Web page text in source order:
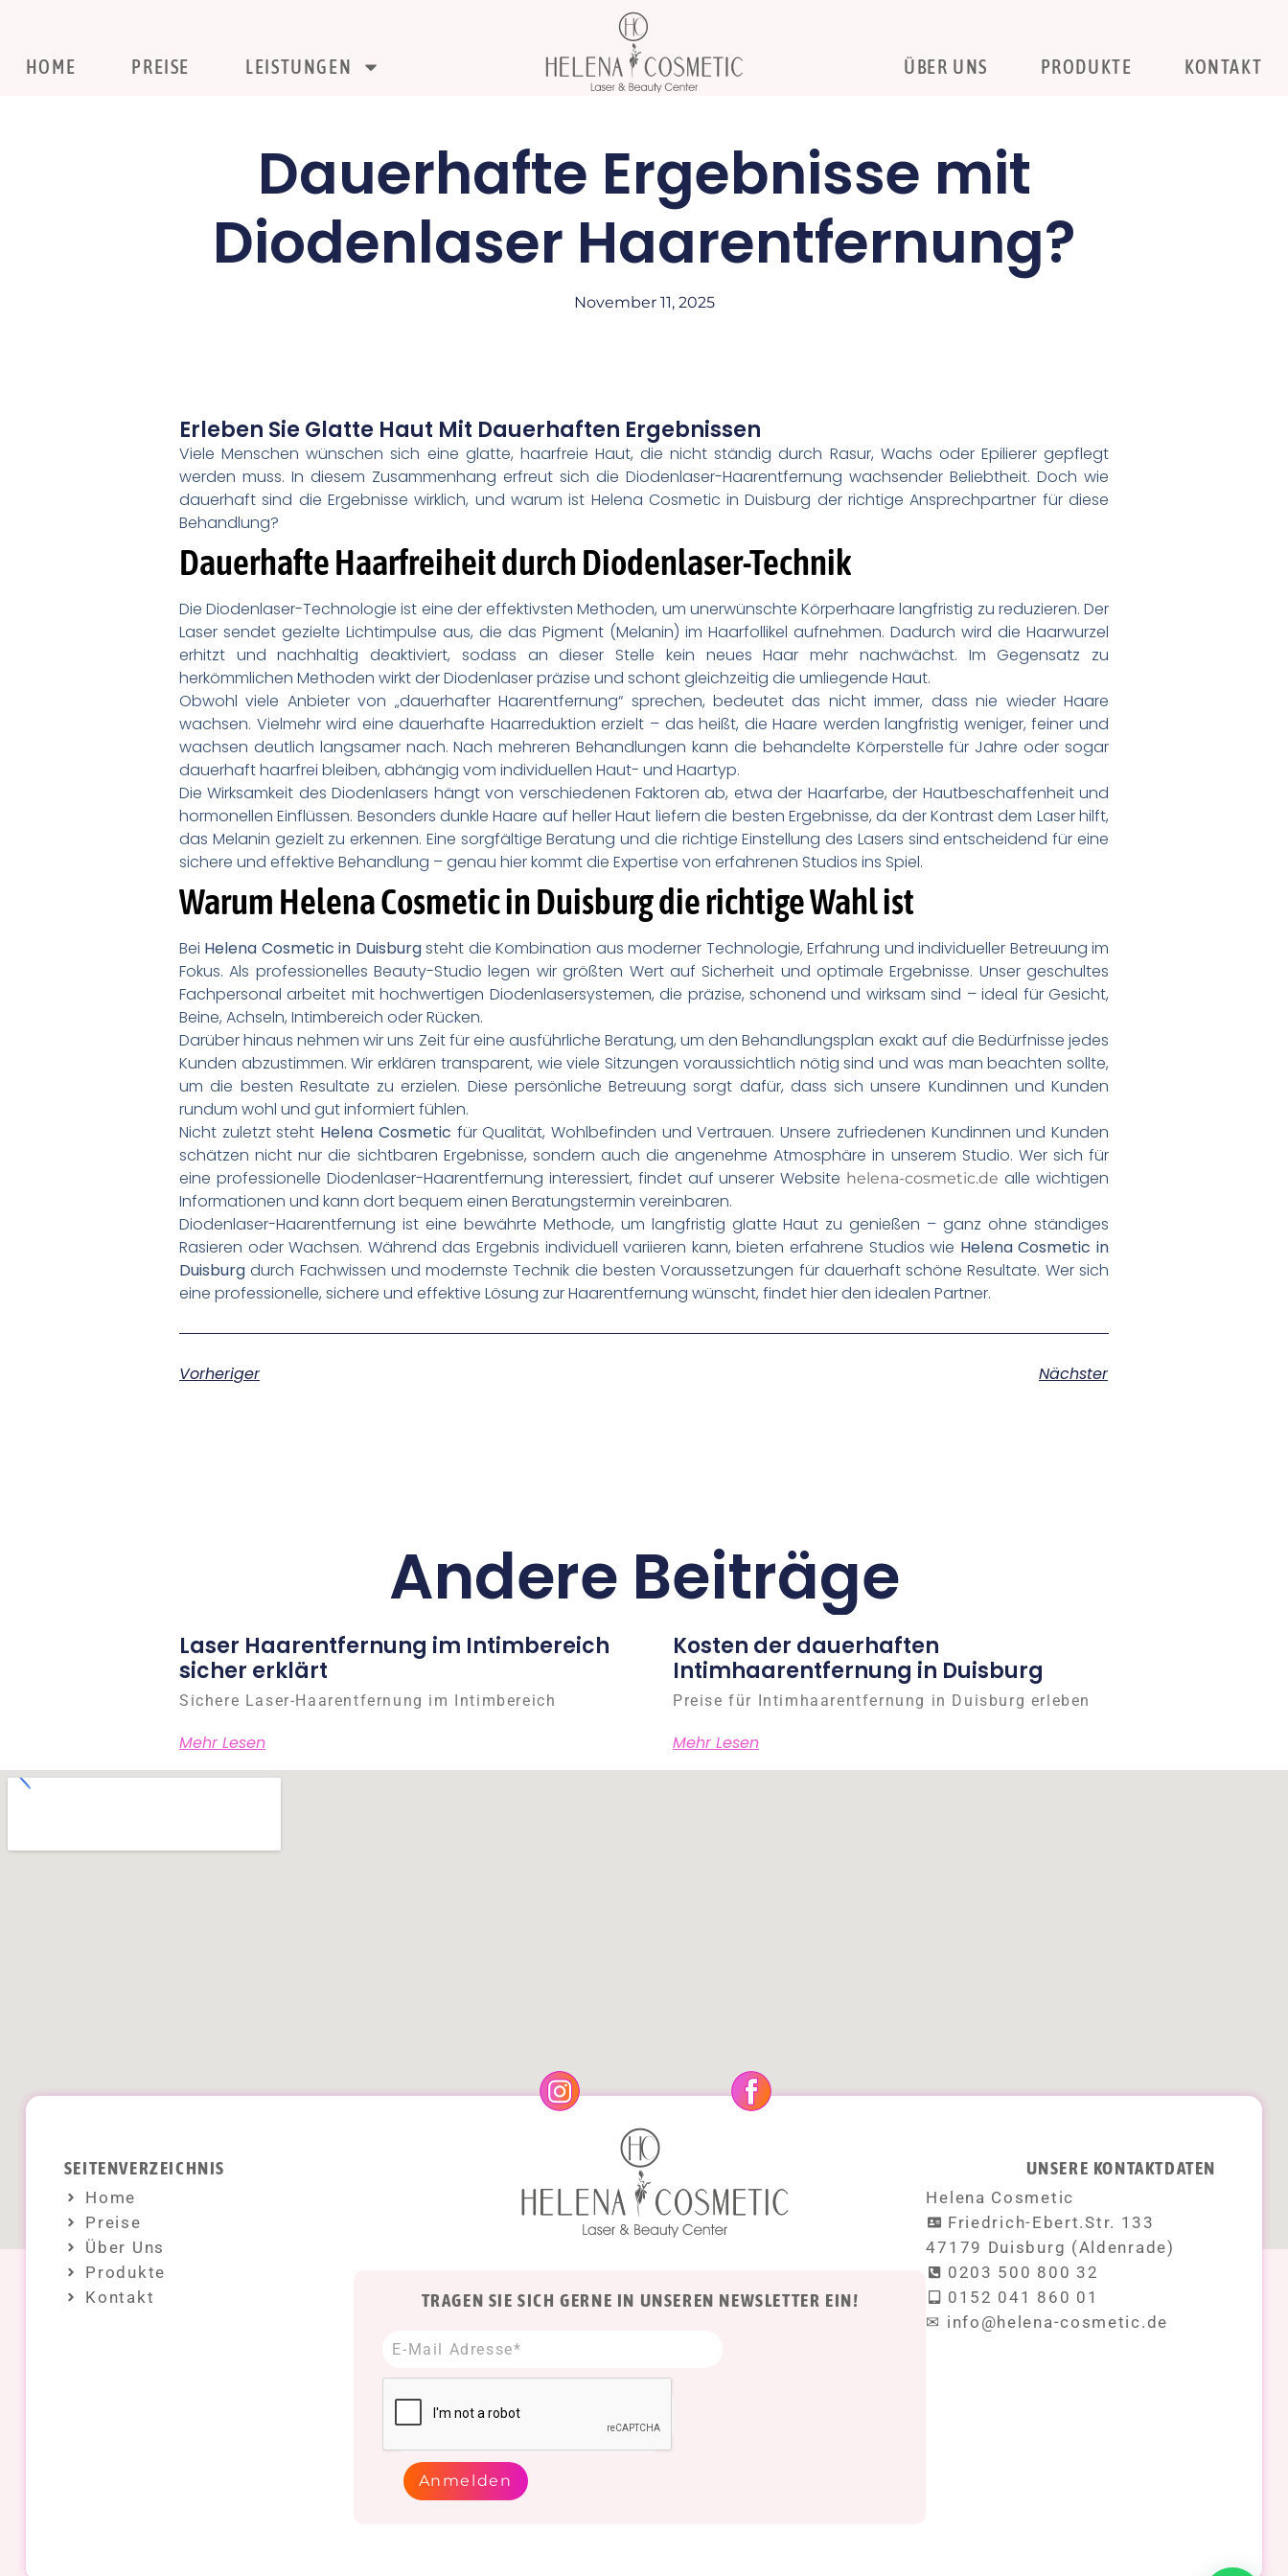
HOME PREISE LEISTUNGEN KONTAKT
PRODUKTE
ÜBER UNS
Dauerhafte Ergebnisse mit
Diodenlaser Haarentfernung?
November 11, 2025
Erleben Sie Glatte Haut Mit Dauerhaften Ergebnissen
Viele Menschen wünschen sich eine glatte, haarfreie Haut, die nicht ständig durch Rasur, Wachs oder Epilierer gepflegt
werden muss. In diesem Zusammenhang erfreut sich die Diodenlaser-Haarentfernung wachsender Beliebtheit. Doch wie
dauerhaft sind die Ergebnisse wirklich, und warum ist Helena Cosmetic in Duisburg der richtige Ansprechpartner für diese
Behandlung?
Dauerhafte Haarfreiheit durch Diodenlaser-Technik
Die Diodenlaser-Technologie ist eine der effektivsten Methoden, um unerwünschte Körperhaare langfristig zu reduzieren. Der
Laser sendet gezielte Lichtimpulse aus, die das Pigment (Melanin) im Haarfollikel aufnehmen. Dadurch wird die Haarwurzel
erhitzt und nachhaltig deaktiviert, sodass an dieser Stelle kein neues Haar mehr nachwächst. Im Gegensatz zu
herkömmlichen Methoden wirkt der Diodenlaser präzise und schont gleichzeitig die umliegende Haut.
Obwohl viele Anbieter von „dauerhafter Haarentfernung“ sprechen, bedeutet das nicht immer, dass nie wieder Haare
wachsen. Vielmehr wird eine dauerhafte Haarreduktion erzielt – das heißt, die Haare werden langfristig weniger, feiner und
wachsen deutlich langsamer nach. Nach mehreren Behandlungen kann die behandelte Körperstelle für Jahre oder sogar
dauerhaft haarfrei bleiben, abhängig vom individuellen Haut- und Haartyp.
Die Wirksamkeit des Diodenlasers hängt von verschiedenen Faktoren ab, etwa der Haarfarbe, der Hautbeschaffenheit und
hormonellen Einflüssen. Besonders dunkle Haare auf heller Haut liefern die besten Ergebnisse, da der Kontrast dem Laser hilft,
das Melanin gezielt zu erkennen. Eine sorgfältige Beratung und die richtige Einstellung des Lasers sind entscheidend für eine
sichere und effektive Behandlung – genau hier kommt die Expertise von erfahrenen Studios ins Spiel.
Warum Helena Cosmetic in Duisburg die richtige Wahl ist
Bei Helena Cosmetic in Duisburgsteht die Kombination aus moderner Technologie, Erfahrung und individueller Betreuung im
Fokus. Als professionelles Beauty-Studio legen wir größten Wert auf Sicherheit und optimale Ergebnisse. Unser geschultes
Fachpersonal arbeitet mit hochwertigen Diodenlasersystemen, die präzise, schonend und wirksam sind – ideal für Gesicht,
Beine, Achseln, Intimbereich oder Rücken.
Darüber hinaus nehmen wir uns Zeit für eine ausführliche Beratung, um den Behandlungsplan exakt auf die Bedürfnisse jedes
Kunden abzustimmen. Wir erklären transparent, wie viele Sitzungen voraussichtlich nötig sind und was man beachten sollte,
um die besten Resultate zu erzielen. Diese persönliche Betreuung sorgt dafür, dass sich unsere Kundinnen und Kunden
rundum wohl und gut informiert fühlen.
Nicht zuletzt steht Helena Cosmetic für Qualität, Wohlbefinden und Vertrauen. Unsere zufriedenen Kundinnen und Kunden
schätzen nicht nur die sichtbaren Ergebnisse, sondern auch die angenehme Atmosphäre in unserem Studio. Wer sich für
eine professionelle Diodenlaser-Haarentfernung interessiert, findet auf unserer Website helena-cosmetic.de alle wichtigen
Informationen und kann dort bequem einen Beratungstermin vereinbaren.
Diodenlaser-Haarentfernung ist eine bewährte Methode, um langfristig glatte Haut zu genießen – ganz ohne ständiges
Rasieren oder Wachsen. Während das Ergebnis individuell variieren kann, bieten erfahrene Studios wie Helena Cosmetic in
Duisburg durch Fachwissen und modernste Technik die besten Voraussetzungen für dauerhaft schöne Resultate. Wer sich
eine professionelle, sichere und effektive Lösung zur Haarentfernung wünscht, findet hier den idealen Partner.
Vorheriger Nächster
Andere Beiträge
Laser Haarentfernung im Intimbereich
sicher erklärt
Sichere Laser-Haarentfernung im Intimbereich
Mehr Lesen
Kosten der dauerhaften
Intimhaarentfernung in Duisburg
Preise für Intimhaarentfernung in Duisburg erleben
Mehr Lesen
SEITENVERZEICHNIS
Home
Preise
Über Uns
Produkte
Kontakt
TRAGEN SIE SICH GERNE IN UNSEREN NEWSLETTER EIN!
Anmelden
UNSERE KONTAKTDATEN
Helena Cosmetic
Friedrich-Ebert.Str. 133
47179 Duisburg (Aldenrade)
0203 500 800 32
0152 041 860 01
✉ info@helena-cosmetic.de